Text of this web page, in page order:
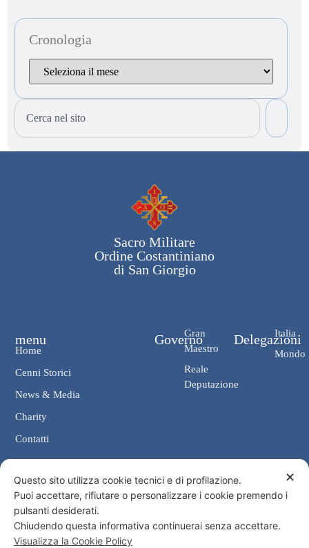
Cronologia
Sacro Militare
Ordine Costantiniano
di San Giorgio
Governo
Gran
Maestro
Reale
Deputazione
Delegazioni
Italia
Mondo
menu
Home
Cenni Storici
News & Media
Charity
Contatti
Contatti
Cancelleria: Via Giosuè Carducci, 4 00187 Roma
eMail: cancelleria@ordine-costantiniano.it
Tel. +39 06 47.41.190 +39 06 48.19.401
✕
Questo sito utilizza cookie tecnici e di profilazione.
Puoi accettare, rifiutare o personalizzare i cookie premendo i
pulsanti desiderati.
Chiudendo questa informativa continuerai senza accettare.
Visualizza la Cookie Policy